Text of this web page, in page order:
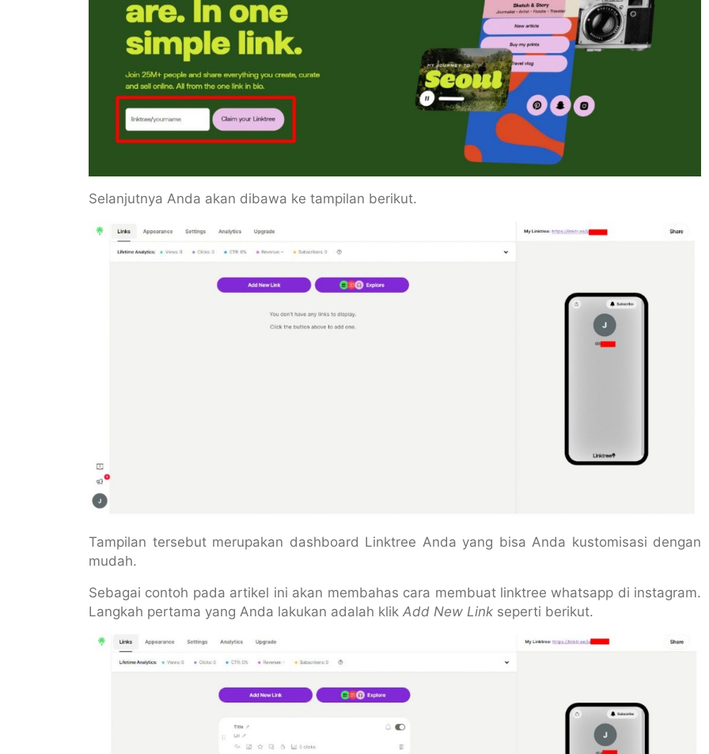
Selanjutnya Anda akan dibawa ke tampilan berikut.
Tampilan tersebut merupakan dashboard Linktree Anda yang bisa Anda kustomisasi dengan
mudah.
Sebagai contoh pada artikel ini akan membahas cara membuat linktree whatsapp di instagram.
Langkah pertama yang Anda lakukan adalah klik Add New Link seperti berikut.